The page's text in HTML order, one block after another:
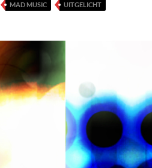
MAD MUSIC
UITGELICHT